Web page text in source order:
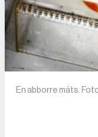
En abborre mäts.